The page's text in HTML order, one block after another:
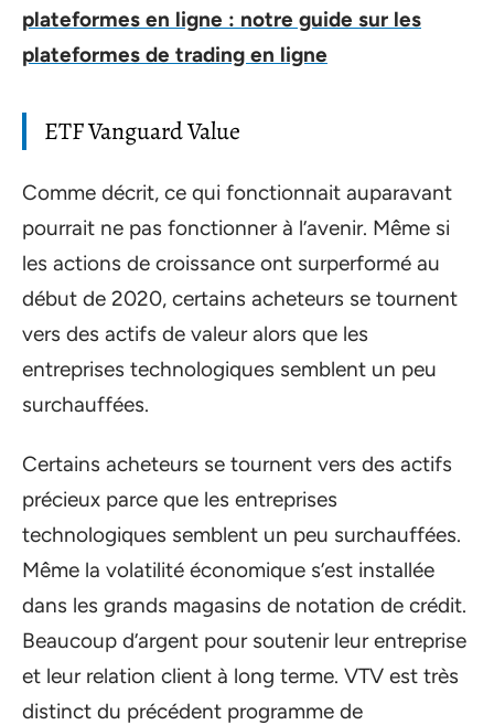
plateformes en ligne : notre guide sur les
plateformes de trading en ligne
ETF Vanguard Value
Comme décrit, ce qui fonctionnait auparavant
pourrait ne pas fonctionner à l’avenir. Même si
les actions de croissance ont surperformé au
début de 2020, certains acheteurs se tournent
vers des actifs de valeur alors que les
entreprises technologiques semblent un peu
surchauffées.
Certains acheteurs se tournent vers des actifs
précieux parce que les entreprises
technologiques semblent un peu surchauffées.
Même la volatilité économique s’est installée
dans les grands magasins de notation de crédit.
Beaucoup d’argent pour soutenir leur entreprise
et leur relation client à long terme. VTV est très
distinct du précédent programme de